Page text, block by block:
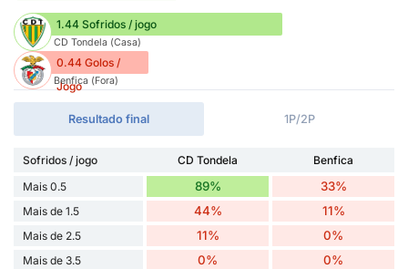
1.44 Sofridos / jogo
CD Tondela (Casa)
0.44 Golos /
Jogo
Benfica (Fora)
Resultado final 1P/2P
Sofridos / jogo CD Tondela
Benfica
Mais 0.5
89% 33%
Mais de 1.5 44% 11%
Mais de 2.5 11% 0%
Mais de 3.5 0% 0%